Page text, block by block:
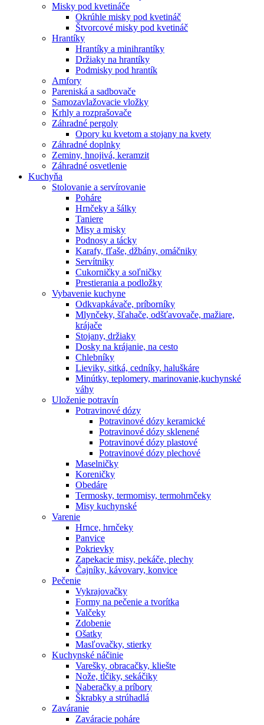
Misky pod kvetináče
Okrúhle misky pod kvetináč
Štvorcové misky pod kvetináč
Hrantíky
Hrantíky a minihrantíky
Držiaky na hrantíky
Podmisky pod hrantík
Amfory
Pareniská a sadbovače
Samozavlažovacie vložky
Krhly a rozprašovače
Záhradné pergoly
Opory ku kvetom a stojany na kvety
Záhradné doplnky
Zeminy, hnojivá, keramzit
Záhradné osvetlenie
Kuchyňa
Stolovanie a servírovanie
Poháre
Hrnčeky a šálky
Taniere
Misy a misky
Podnosy a tácky
Karafy, fľaše, džbány, omáčniky
Servítniky
Cukorničky a soľničky
Prestierania a podložky
Vybavenie kuchyne
Odkvapkávače, príborníky
Mlynčeky, šľahače, odšťavovače, mažiare,
krájače
Stojany, držiaky
Dosky na krájanie, na cesto
Chlebníky
Lieviky, sitká, cedníky, haluškáre
Minútky, teplomery, marinovanie,kuchynské
váhy
Uloženie potravín
Potravinové dózy
Potravinové dózy keramické
Potravinové dózy sklenené
Potravinové dózy plastové
Potravinové dózy plechové
Maselničky
Koreničky
Obedáre
Termosky, termomisy, termohrnčeky
Misy kuchynské
Varenie
Hrnce, hrnčeky
Panvice
Pokrievky
Zapekacie misy, pekáče, plechy
Čajníky, kávovary, konvice
Pečenie
Vykrajovačky
Formy na pečenie a tvorítka
Valčeky
Zdobenie
Ošatky
Masľovačky, stierky
Kuchynské náčinie
Varešky, obracačky, kliešte
Nože, tĺčiky, sekáčiky
Naberačky a príbory
Škrabky a strúhadlá
Zaváranie
Zaváracie poháre